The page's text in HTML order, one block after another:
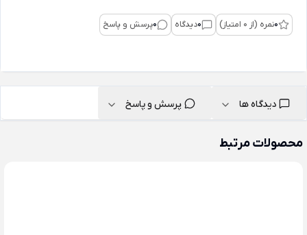
0نمره (از 0 امتیاز) 0دیدگاه 0پرسش و پاسخ
دیدگاه ها پرسش و پاسخ
محصولات مرتبط